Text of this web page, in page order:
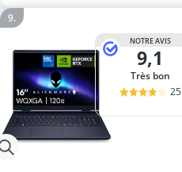
NOTRE AVIS
9,1
Très bon
25